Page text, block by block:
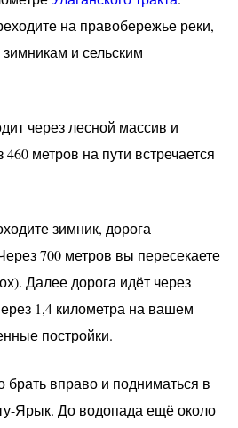
на правобережье реки,
и сельским
через лесной массив и
метров на пути встречается
зимник, дорога
700 метров вы пересекаете
Далее дорога идёт через
1,4 километра на вашем
постройки.
вправо и подниматься в
Ярык. До водопада ещё около